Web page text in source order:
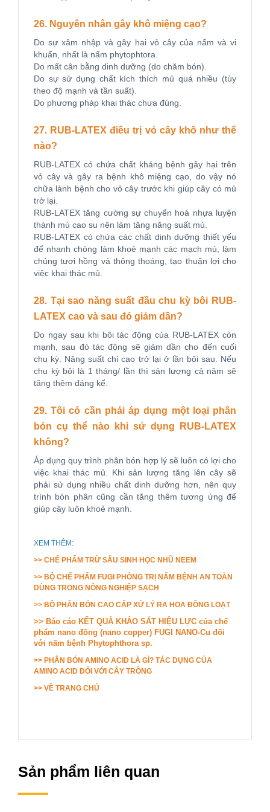
26. Nguyên nhân gây khô miệng cạo?
Do sự xâm nhập và gây hại vỏ cây của nấm và vi
khuẩn, nhất là nấm phytophtora.
Do mất cân bằng dinh dưỡng (do chăm bón).
Do sự sử dụng chất kích thích mủ quá nhiều (tùy
theo độ mạnh và tần suất).
Do phương pháp khai thác chưa đúng.
27. RUB-LATEX điều trị vỏ cây khô như thế
nào?
RUB-LATEX có chứa chất kháng bệnh gây hại trên
vỏ cây và gây ra bệnh khô miệng cạo, do vậy nó
chữa lành bệnh cho vỏ cây trước khi giúp cây có mủ
trở lại.
RUB-LATEX tăng cường sự chuyển hoá nhựa luyện
thành mủ cao su nên làm tăng năng suất mủ.
RUB-LATEX có chứa các chất dinh dưỡng thiết yếu
để nhanh chóng làm khoẻ mạnh các mạch mủ, làm
chúng tươi hồng và thông thoáng, tạo thuận lợi cho
việc khai thác mủ.
28. Tại sao năng suất đầu chu kỳ bôi RUB-
LATEX cao và sau đó giảm dần?
Do ngay sau khi bôi tác động của RUB-LATEX còn
mạnh, sau đó tác động sẽ giảm dần cho đến cuối
chu kỳ. Năng suất chỉ cao trở lại ở lần bôi sau. Nếu
chu kỳ bôi là 1 tháng/ lần thì sản lượng cả năm sẽ
tăng thêm đáng kể.
29. Tôi có cần phải áp dụng một loại phân
bón cụ thể nào khi sử dụng RUB-LATEX
không?
Áp dụng quy trình phân bón hợp lý sẽ luôn có lợi cho
việc khai thác mủ. Khi sản lượng tăng lên cây sẽ
phải sử dụng nhiều chất dinh dưỡng hơn, nên quy
trình bón phân cũng cần tăng thêm tương ứng để
giúp cây luôn khoẻ mạnh.
XEM THÊM:
>> CHẾ PHẨM TRỪ SÂU SINH HỌC NHŨ NEEM
>> BỘ CHẾ PHẨM FUGI PHÒNG TRỊ NẤM BỆNH AN TOÀN
DÙNG TRONG NÔNG NGHIỆP SẠCH
>> BỘ PHÂN BÓN CAO CẤP XỬ LÝ RA HOA ĐỒNG LOẠT
>> Báo cáo KẾT QUẢ KHẢO SÁT HIỆU LỰC của chế
phẩm nano đồng (nano copper) FUGI NANO-Cu đối
với nấm bệnh Phytophthora sp.
>> PHÂN BÓN AMINO ACID LÀ GÌ? TÁC DỤNG CỦA
AMINO ACID ĐỐI VỚI CÂY TRỒNG
>> VỀ TRANG CHỦ
Sản phẩm liên quan